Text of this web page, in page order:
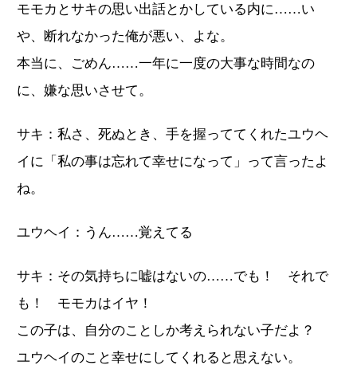
モモカとサキの思い出話とかしている内に……い
や、断れなかった俺が悪い、よな。
本当に、ごめん……一年に一度の大事な時間なの
に、嫌な思いさせて。
サキ：私さ、死ぬとき、手を握っててくれたユウヘ
イに「私の事は忘れて幸せになって」って言ったよ
ね。
ユウヘイ：うん……覚えてる
サキ：その気持ちに嘘はないの……でも！ それで
も！ モモカはイヤ！
この子は、自分のことしか考えられない子だよ？
ユウヘイのこと幸せにしてくれると思えない。